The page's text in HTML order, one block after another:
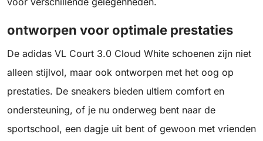
ontworpen voor optimale prestaties
De adidas VL Court 3.0 Cloud White schoenen zijn niet
alleen stijlvol, maar ook ontworpen met het oog op
prestaties. De sneakers bieden ultiem comfort en
ondersteuning, of je nu onderweg bent naar de
sportschool, een dagje uit bent of gewoon met vrienden